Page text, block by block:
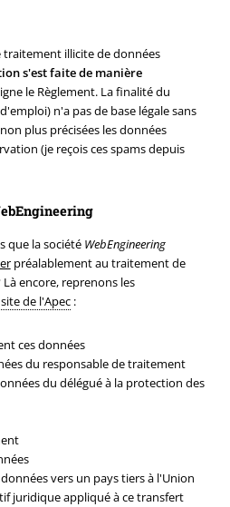
traitement illicite de données
s'est faite de manière
le Règlement. La finalité du
n'a pas de base légale sans
plus précisées les données
(je reçois ces spams depuis
que la société WebEngineering
préalablement au traitement de
encore, reprenons les
de l'Apec:
ces données
du responsable de traitement
du délégué à la protection des
vers un pays tiers à l'Union
juridique appliqué à ce transfert